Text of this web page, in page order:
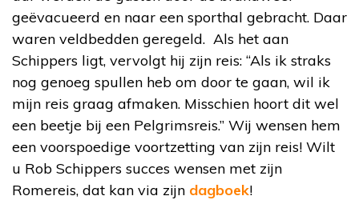
geëvacueerd en naar een sporthal gebracht. Daar
waren veldbedden geregeld. Als het aan
Schippers ligt, vervolgt hij zijn reis: “Als ik straks
nog genoeg spullen heb om door te gaan, wil ik
mijn reis graag afmaken. Misschien hoort dit wel
een beetje bij een Pelgrimsreis.” Wij wensen hem
een voorspoedige voortzetting van zijn reis! Wilt
u Rob Schippers succes wensen met zijn
Romereis, dat kan via zijn dagboek!